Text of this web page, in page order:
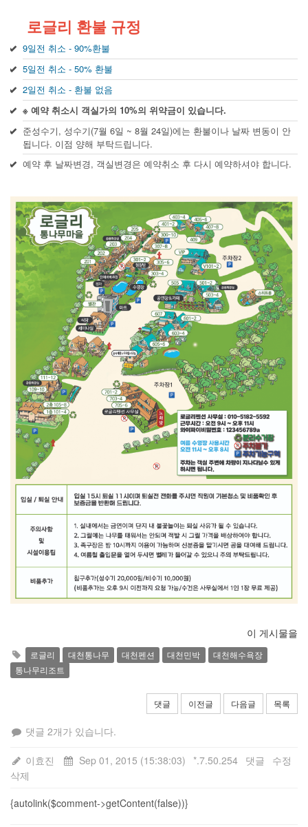
로글리 환불 규정
9일전 취소 - 90%환불
5일전 취소 - 50% 환불
2일전 취소 - 환불 없음
※ 예약 취소시 객실가의 10%의 위약금이 있습니다.
준성수기, 성수기(7월 6일 ~ 8월 24일)에는 환불이나 날짜 변동이 안
됩니다. 이점 양해 부탁드립니다.
예약 후 날짜변경, 객실변경은 예약취소 후 다시 예약하셔야 합니다.
이 게시물을
로글리 대천통나무 대천펜션 대천민박
대천해수욕장
통나무리조트
댓글 이전글 다음글 목록
댓글 2개가 있습니다.
이효진 Sep 01, 2015 (15:38:03) *.7.50.254 댓글
수정
삭제
{autolink($comment->getContent(false))}